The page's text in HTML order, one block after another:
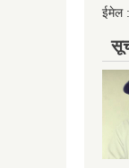
ईमेल :